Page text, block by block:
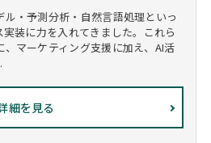
・予測分析・自然言語処理といっ
装に力を入れてきました。これら
マーケティング支援に加え、AI活
細を見る